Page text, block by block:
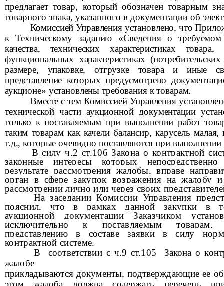
предлагает товар, который обозначен товарным
товарного знака, указанного в документации об
Комиссией Управления установлено, что
к Техническому заданию «Сведения о требуемом
качества, технических характеристиках товара,
функциональных характеристиках
размере, упаковке, отгрузке товара и иные
представление которых предусмотрено
аукционе» установлены требования к товарам.
Вместе с тем Комиссией Управления
технической части аукционной документации
только к поставляемым при выполнении работ
таким товарам как качели балансир, карусель
т.д., которые очевидно поставляются при выполнении
В силу ч.2 ст.106 Закона о контрактной
законные интересы которых
результате рассмотрения жалобы, вправе
орган в сфере закупок возражения на жалобу и
рассмотрении лично или через своих
На заседании Комиссии Управления
пояснил, что в рамках данной закупки в
аукционной документации Заказчиком
исключительно к поставляемым
представлению в составе заявки в силу
контрактной системе.
В соответствии с ч.9 ст.105 Закона о
жалобе
прикладываются документы, подтверждающие ее